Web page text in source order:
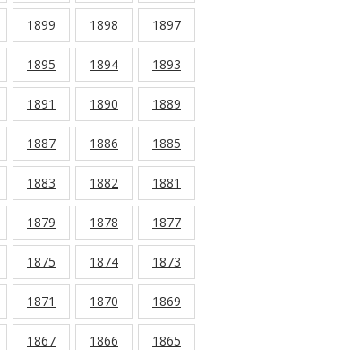
1899 1898 1897
1895 1894 1893
1891 1890 1889
1887 1886 1885
1883 1882 1881
1879 1878 1877
1875 1874 1873
1871 1870 1869
1867 1866 1865